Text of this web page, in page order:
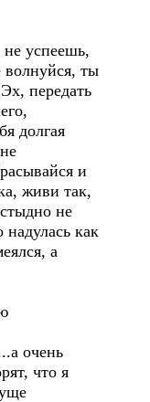
успеешь,
волнуйся, ты
передать
долгая
и
живи так,
не
как
а
очень
что я